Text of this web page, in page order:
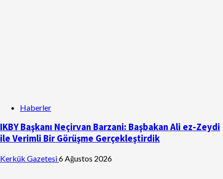
Haberler
IKBY Başkanı Neçirvan Barzani: Başbakan Ali ez-Zeydi
ile Verimli Bir Görüşme Gerçekleştirdik
Kerkük Gazetesi6 Ağustos 2026